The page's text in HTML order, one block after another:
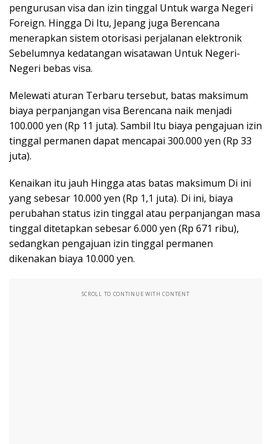
pengurusan visa dan izin tinggal Untuk warga Negeri
Foreign. Hingga Di Itu, Jepang juga Berencana
menerapkan sistem otorisasi perjalanan elektronik
Sebelumnya kedatangan wisatawan Untuk Negeri-
Negeri bebas visa.
Melewati aturan Terbaru tersebut, batas maksimum
biaya perpanjangan visa Berencana naik menjadi
100.000 yen (Rp 11 juta). Sambil Itu biaya pengajuan izin
tinggal permanen dapat mencapai 300.000 yen (Rp 33
juta).
Kenaikan itu jauh Hingga atas batas maksimum Di ini
yang sebesar 10.000 yen (Rp 1,1 juta). Di ini, biaya
perubahan status izin tinggal atau perpanjangan masa
tinggal ditetapkan sebesar 6.000 yen (Rp 671 ribu),
sedangkan pengajuan izin tinggal permanen
dikenakan biaya 10.000 yen.
SCROLL TO CONTINUE WITH CONTENT